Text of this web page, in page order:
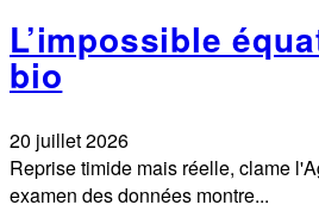
L’impossible
bio
20 juillet 2026
Reprise timide mais réelle, clame
examen des données montre...